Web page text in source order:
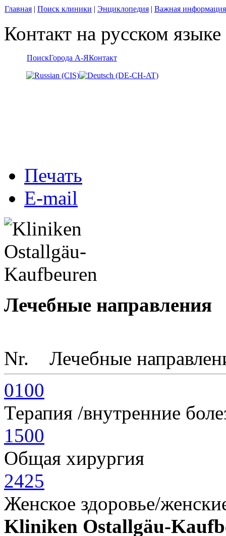
Главная | Поиск клиники | Энциклопедия | Важная информация
Контакт на русском
ПоискГорода А-ЯКонтакт
Печать
E-mail
Лечебные направления
Nr.
Лечебные
0100
Терапия /внутренние
1500
Общая хирургия
2425
Женское здоровье/
Kliniken Ostallgäu-